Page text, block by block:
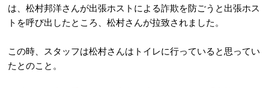
は、松村邦洋さんが出張ホストによる詐欺を防ごうと出張ホス
トを呼び出したところ、松村さんが拉致されました。
この時、スタッフは松村さんはトイレに行っていると思ってい
たとのこと。